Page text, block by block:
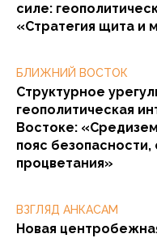
силе:
«Стратегия щита и
БЛИЖНИЙ ВОСТОК
Структурное
геополитическая
Востоке:
пояс безопасности,
процветания»
ВЗГЛЯД АНКАСАМ
Новая